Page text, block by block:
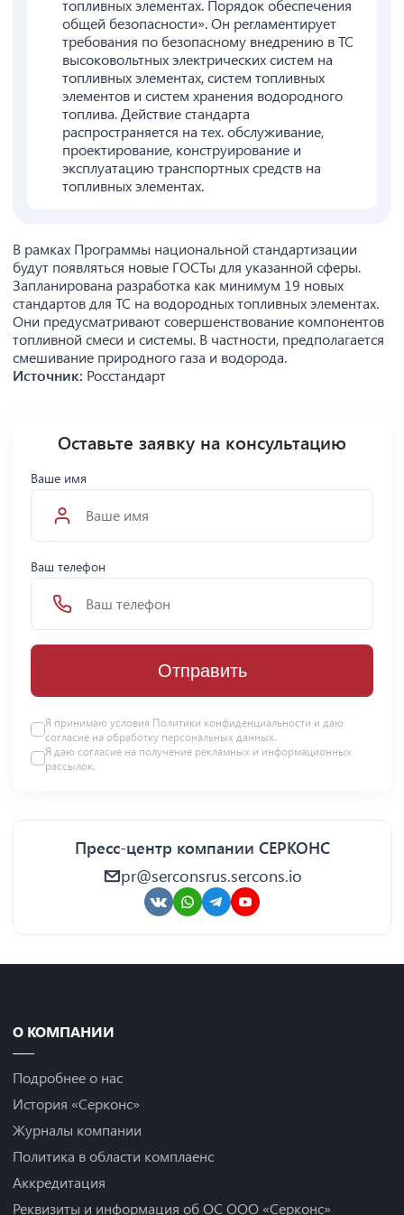
топливных элементах. Порядок обеспечения
общей безопасности». Он регламентирует
требования по безопасному внедрению в ТС
высоковольтных электрических систем на
топливных элементах, систем топливных
элементов и систем хранения водородного
топлива. Действие стандарта
распространяется на тех. обслуживание,
проектирование, конструирование и
эксплуатацию транспортных средств на
топливных элементах.
В рамках Программы национальной стандартизации
будут появляться новые ГОСТы для указанной сферы.
Запланирована разработка как минимум 19 новых
стандартов для ТС на водородных топливных элементах.
Они предусматривают совершенствование компонентов
топливной смеси и системы. В частности, предполагается
смешивание природного газа и водорода.
Источник: Росстандарт
Оставьте заявку на консультацию
Ваше имя
Ваш телефон
Отправить
Я принимаю условия Политики конфиденциальности и даю
согласие на обработку персональных данных.
Я даю согласие на получение рекламных и информационных
рассылок.
Пресс-центр компании СЕРКОНС
pr@serconsrus.sercons.io
О КОМПАНИИ
Подробнее о нас
История «Серконс»
Журналы компании
Политика в области комплаенс
Аккредитация
Реквизиты и информация об ОС ООО «Серконс»